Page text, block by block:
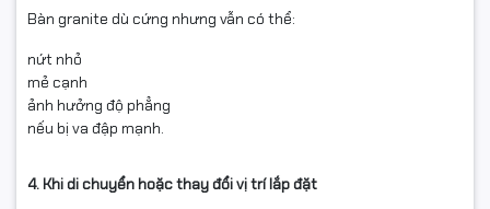
Bàn granite dù cứng nhưng vẫn có thể:
nứt nhỏ
mẻ cạnh
ảnh hưởng độ phẳng
nếu bị va đập mạnh.
4. Khi di chuyển hoặc thay đổi vị trí lắp đặt